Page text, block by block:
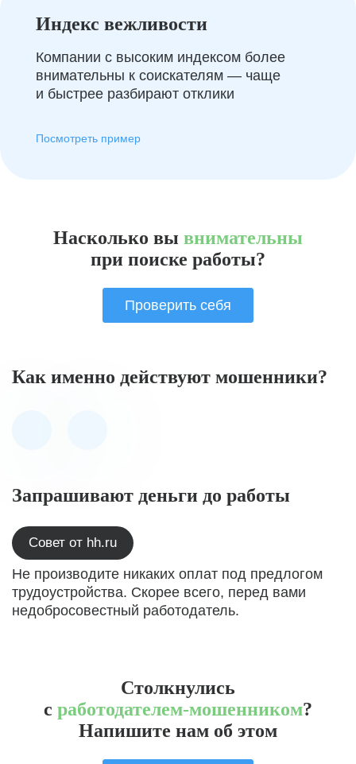
Индекс вежливости
Компании с высоким индексом более
внимательны к соискателям — чаще
и быстрее разбирают отклики
Посмотреть пример
Насколько вы внимательны
при поиске работы?
Проверить себя
Как именно действуют мошенники?
Запрашивают деньги до работы
Совет от hh.ru
Не производите никаких оплат под предлогом
трудоустройства. Скорее всего, перед вами
недобросовестный работодатель.
Столкнулись
с работодателем-мошенником?
Напишите нам об этом